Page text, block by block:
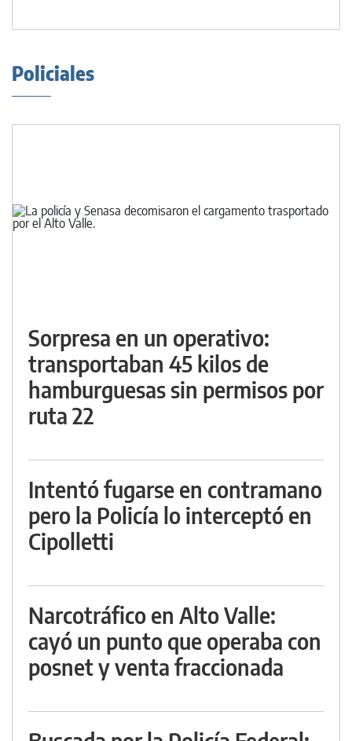
Policiales
Sorpresa en un operativo:
transportaban 45 kilos de
hamburguesas sin permisos por
ruta 22
Intentó fugarse en contramano
pero la Policía lo interceptó en
Cipolletti
Narcotráfico en Alto Valle:
cayó un punto que operaba con
posnet y venta fraccionada